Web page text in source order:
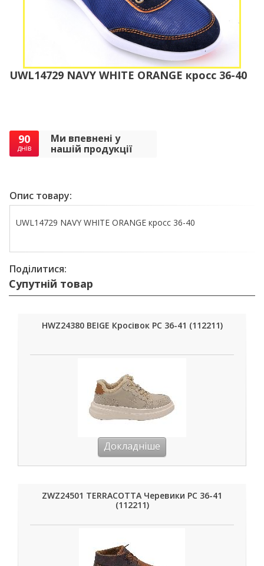
UWL14729 NAVY WHITE ORANGE кросс 36-40
90
днів
Ми впевнені у
нашій продукції
Опис товару:
UWL14729 NAVY WHITE ORANGE кросс 36-40
Поділитися:
Супутній товар
HWZ24380 BEIGE Кросівок РС 36-41 (112211)
Докладніше
ZWZ24501 TERRACOTTA Черевики РС 36-41
(112211)